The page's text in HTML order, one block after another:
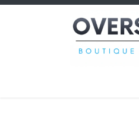
Se rendre au contenu